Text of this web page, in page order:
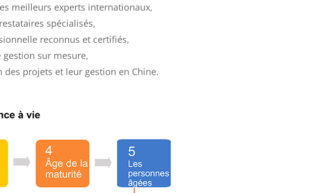
meilleurs experts internationaux,
spécialisés,
reconnus et certifiés,
sur mesure,
projets et leur gestion en Chine.